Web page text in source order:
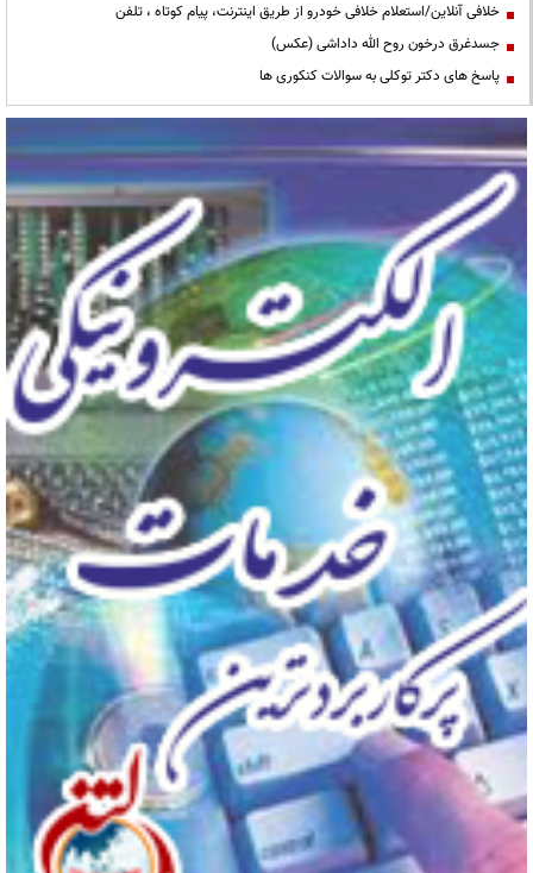
خلافی آنلاین/استعلام خلافی خودرو از طریق اینترنت، پیام کوتاه ، تلفن
جسدغرق درخون روح الله داداشی (عکس)
پاسخ های دکتر توکلی به سوالات کنکوری ها